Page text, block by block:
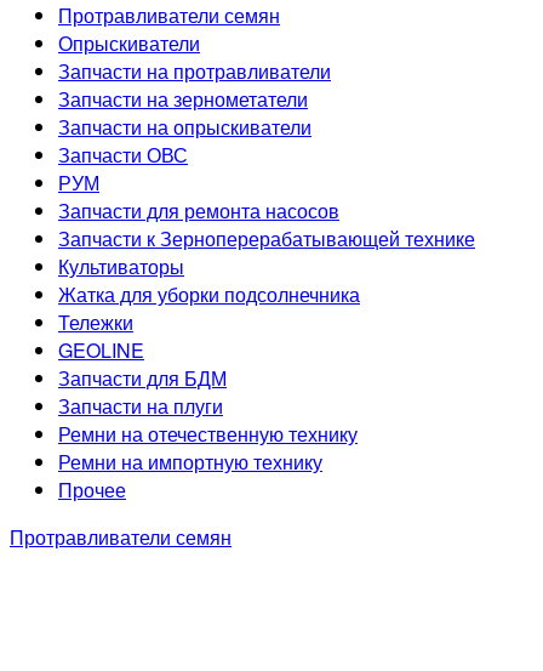
Протравливатели семян
Опрыскиватели
Запчасти на протравливатели
Запчасти на зернометатели
Запчасти на опрыскиватели
Запчасти ОВС
РУМ
Запчасти для ремонта насосов
Запчасти к Зерноперерабатывающей технике
Культиваторы
Жатка для уборки подсолнечника
Тележки
GEOLINE
Запчасти для БДМ
Запчасти на плуги
Ремни на отечественную технику
Ремни на импортную технику
Прочее
Протравливатели семян